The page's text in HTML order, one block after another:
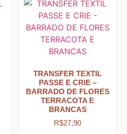
TRANSFER TEXTIL
PASSE E CRIE –
BARRADO DE FLORES
TERRACOTA E
BRANCAS
R$27,90